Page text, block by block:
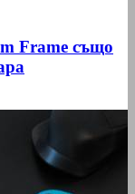
Frame също